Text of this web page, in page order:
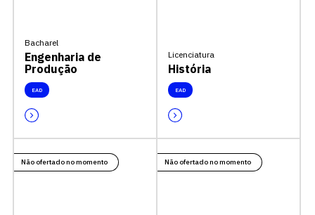
Bacharel
Engenharia de
Produção
EAD
Licenciatura
História
EAD
Não ofertado no momento Não ofertado no momento